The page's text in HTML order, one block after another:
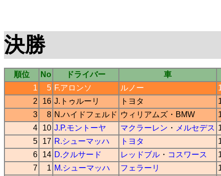
決勝
順位 No ドライバー
車
1
5 F.アロンソ ルノー
2
16 J.トゥルーリ トヨタ
3
8 N.ハイドフェルド ウィリアムズ ・ BMW
4
10 J.P.モントーヤ マクラーレン ・ メルセデス
5
17 R.シューマッハ トヨタ
6
14 D.クルサード レッドブル ・ コスワース
7
1 M.シューマッハ フェラーリ